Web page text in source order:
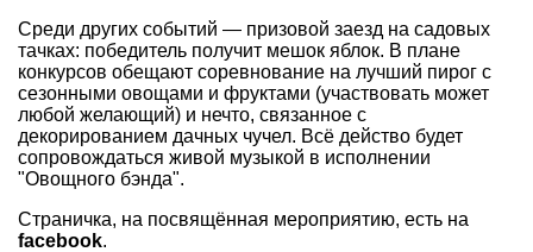
Среди других событий — призовой заезд на садовых
тачках: победитель получит мешок яблок. В плане
конкурсов обещают соревнование на лучший пирог с
сезонными овощами и фруктами (участвовать может
любой желающий) и нечто, связанное с
декорированием дачных чучел. Всё действо будет
сопровождаться живой музыкой в исполнении
"Овощного бэнда".
Страничка, на посвящённая мероприятию, есть на
facebook.